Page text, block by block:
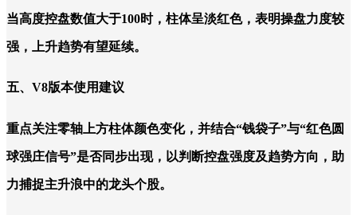
当高度控盘数值大于100时，柱体呈淡红色，表明操盘力度较
强，上升趋势有望延续。
五、V8版本使用建议
重点关注零轴上方柱体颜色变化，并结合“钱袋子”与“红色圆
球强庄信号”是否同步出现，以判断控盘强度及趋势方向，助
力捕捉主升浪中的龙头个股。